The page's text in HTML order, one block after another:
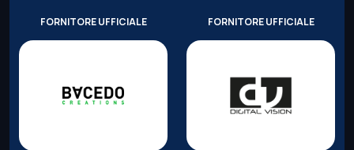
FORNITORE UFFICIALE FORNITORE UFFICIALE